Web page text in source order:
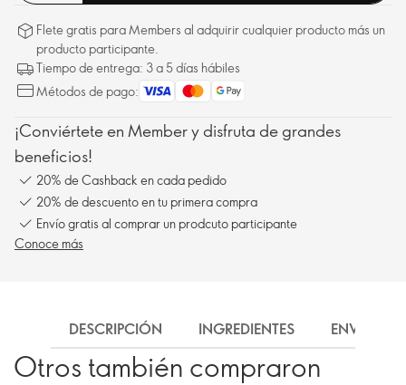
Flete gratis para Members al adquirir cualquier producto más un
producto participante.
Tiempo de entrega: 3 a 5 días hábiles
Métodos de pago:
¡Conviértete en Member y disfruta de grandes
beneficios!
20% de Cashback en cada pedido
20% de descuento en tu primera compra
Envío gratis al comprar un prodcuto participante
Conoce más
DESCRIPCIÓN INGREDIENTES ENVÍO
Otros también compraron